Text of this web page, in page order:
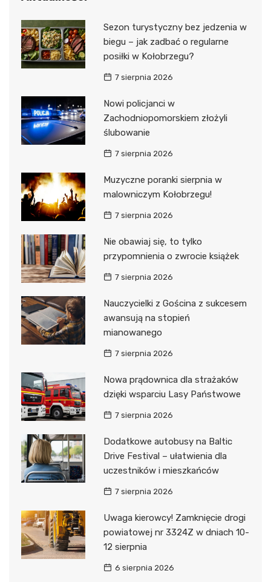
Sezon turystyczny bez jedzenia w
biegu – jak zadbać o regularne
posiłki w Kołobrzegu?
7 sierpnia 2026
Nowi policjanci w
Zachodniopomorskiem złożyli
ślubowanie
7 sierpnia 2026
Muzyczne poranki sierpnia w
malowniczym Kołobrzegu!
7 sierpnia 2026
Nie obawiaj się, to tylko
przypomnienia o zwrocie książek
7 sierpnia 2026
Nauczycielki z Gościna z sukcesem
awansują na stopień
mianowanego
7 sierpnia 2026
Nowa prądownica dla strażaków
dzięki wsparciu Lasy Państwowe
7 sierpnia 2026
Dodatkowe autobusy na Baltic
Drive Festival – ułatwienia dla
uczestników i mieszkańców
7 sierpnia 2026
Uwaga kierowcy! Zamknięcie drogi
powiatowej nr 3324Z w dniach 10-
12 sierpnia
6 sierpnia 2026